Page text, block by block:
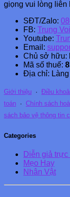
giọng vui lòng liên
SĐT/Zalo:
FB: Trung
Youtube:
Email:
Chủ sở hữu:
Mã số thuế:
Địa chỉ:
Giới thiệu · Điều
toán · Chính sách
sách bảo vệ thông tin
Categories
Diễn giả trực
Mẹo Hay
Nhân Vật